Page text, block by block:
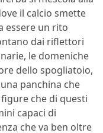
il calcio smette
essere un rito
dai riflettori
le domeniche
dello spogliatoio,
panchina che
che di questi
capaci di
che va ben oltre